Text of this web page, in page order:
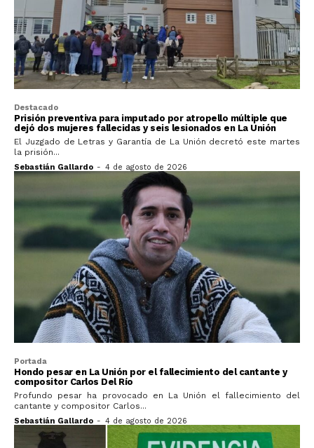
Destacado
Prisión preventiva para imputado por atropello múltiple que
dejó dos mujeres fallecidas y seis lesionados en La Unión
El Juzgado de Letras y Garantía de La Unión decretó este martes
la prisión...
Sebastián Gallardo - 4 de agosto de 2026
Portada
Hondo pesar en La Unión por el fallecimiento del cantante y
compositor Carlos Del Río
Profundo pesar ha provocado en La Unión el fallecimiento del
cantante y compositor Carlos...
Sebastián Gallardo - 4 de agosto de 2026